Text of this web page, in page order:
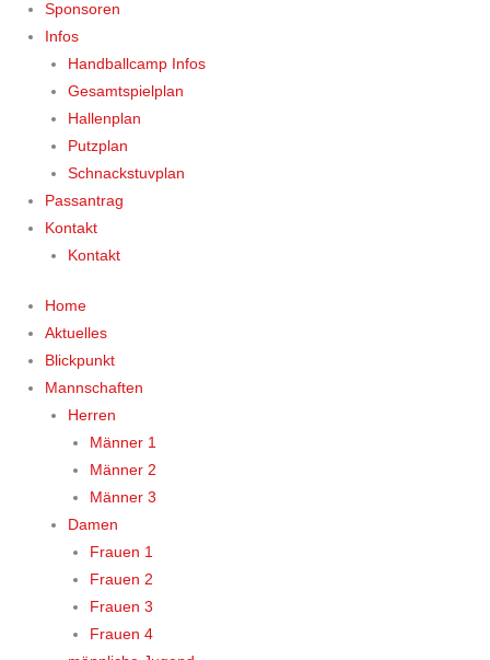
Sponsoren
Infos
Handballcamp Infos
Gesamtspielplan
Hallenplan
Putzplan
Schnackstuvplan
Passantrag
Kontakt
Kontakt
Home
Aktuelles
Blickpunkt
Mannschaften
Herren
Männer 1
Männer 2
Männer 3
Damen
Frauen 1
Frauen 2
Frauen 3
Frauen 4